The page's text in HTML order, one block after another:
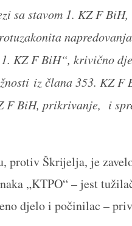
sa stavom 1. KZ F
KZ F BiH“, krivično
iz člana 353. KZ
F BiH, prikrivanje, i
protiv Škrijelja, je
„KTPO“ – jest
djelo i počinilac –